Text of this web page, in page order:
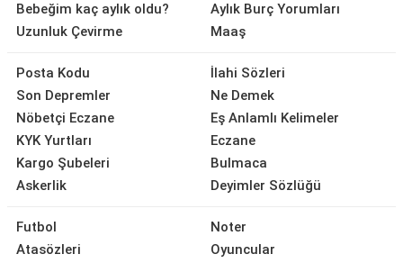
Bebeğim kaç aylık oldu?
Uzunluk Çevirme
Aylık Burç Yorumları
Maaş
Posta Kodu
Son Depremler
Nöbetçi Eczane
KYK Yurtları
Kargo Şubeleri
Askerlik
İlahi Sözleri
Ne Demek
Eş Anlamlı Kelimeler
Eczane
Bulmaca
Deyimler Sözlüğü
Futbol
Atasözleri
Noter
Oyuncular